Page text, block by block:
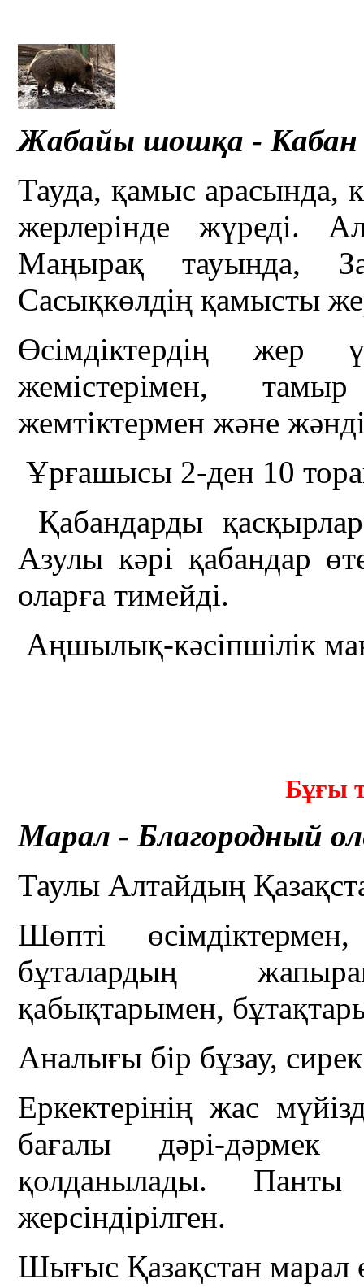
Жабайы шошқа - Кабан
Тауда, қамыс арасында,
жерлерінде жүреді.
Маңырақ тауында,
Сасықкөлдің қамысты
Өсімдіктердің жер
жемістерімен,
жемтіктермен және
Ұрғашысы 2-ден 10
Қабандарды
Азулы кәрі қабандар
оларға тимейді.
Аңшылық-кәсіпшілік
Бұғы
Марал - Благородный
Таулы Алтайдың
Шөпті
бұталардың
қабықтарымен,
Аналығы бір бұзау,
Еркектерінің жас
бағалы дәрі-
қолданылады.
жерсіндірілген.
Шығыс Қазақстан марал